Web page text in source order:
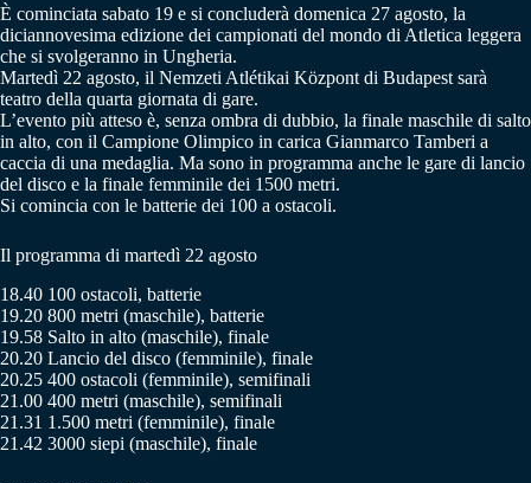
È cominciata sabato 19 e si concluderà domenica 27 agosto, la
diciannovesima edizione dei campionati del mondo di Atletica leggera
che si svolgeranno in Ungheria.
Martedì 22 agosto, il Nemzeti Atlétikai Központ di Budapest sarà
teatro della quarta giornata di gare.
L’evento più atteso è, senza ombra di dubbio, la finale maschile di salto
in alto, con il Campione Olimpico in carica Gianmarco Tamberi a
caccia di una medaglia. Ma sono in programma anche le gare di lancio
del disco e la finale femminile dei 1500 metri.
Si comincia con le batterie dei 100 a ostacoli.
Il programma di martedì 22 agosto
18.40 100 ostacoli, batterie
19.20 800 metri (maschile), batterie
19.58 Salto in alto (maschile), finale
20.20 Lancio del disco (femminile), finale
20.25 400 ostacoli (femminile), semifinali
21.00 400 metri (maschile), semifinali
21.31 1.500 metri (femminile), finale
21.42 3000 siepi (maschile), finale